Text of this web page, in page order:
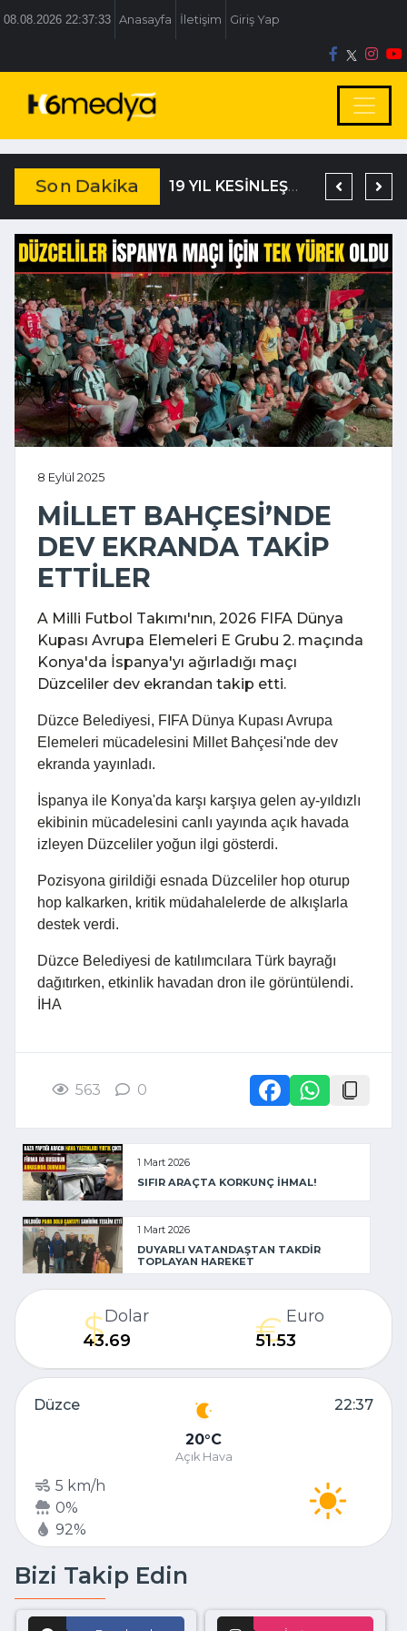
08.08.2026 22:37:33 Anasayfa İletişim Giriş Yap
Son Dakika 19 YIL KESİNLEŞMİŞ HAPİS CEZASIYLA ARANIYORDU
8 Eylül 2025
MİLLET BAHÇESİ’NDE
DEV EKRANDA TAKİP
ETTİLER
A Milli Futbol Takımı'nın, 2026 FIFA Dünya
Kupası Avrupa Elemeleri E Grubu 2. maçında
Konya'da İspanya'yı ağırladığı maçı
Düzceliler dev ekrandan takip etti.
Düzce Belediyesi, FIFA Dünya Kupası Avrupa
Elemeleri mücadelesini Millet Bahçesi'nde dev
ekranda yayınladı.
İspanya ile Konya'da karşı karşıya gelen ay-yıldızlı
ekibinin mücadelesini canlı yayında açık havada
izleyen Düzceliler yoğun ilgi gösterdi.
Pozisyona girildiği esnada Düzceliler hop oturup
hop kalkarken, kritik müdahalelerde de alkışlarla
destek verdi.
Düzce Belediyesi de katılımcılara Türk bayrağı
dağıtırken, etkinlik havadan dron ile görüntülendi.
İHA
563 0
1 Mart 2026
SIFIR ARAÇTA KORKUNÇ İHMAL!
1 Mart 2026
DUYARLI VATANDAŞTAN TAKDİR
TOPLAYAN HAREKET
Dolar
43.69
Euro
51.53
Düzce
22:37
20 C
Açık Hava
5 km/h
0%
92%
Bizi Takip Edin